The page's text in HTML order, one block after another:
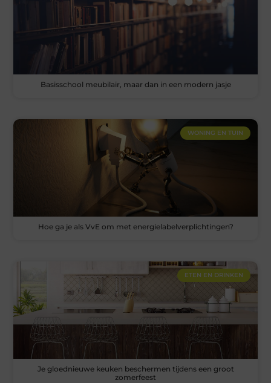
Basisschool meubilair, maar dan in een modern jasje
WONING EN TUIN
Hoe ga je als VvE om met energielabelverplichtingen?
ETEN EN DRINKEN
Je gloednieuwe keuken beschermen tijdens een groot
zomerfeest